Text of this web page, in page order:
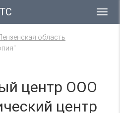
область
центр ООО
центр